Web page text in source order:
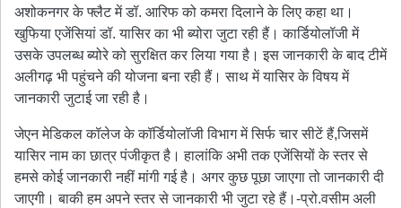
अशोकनगर के फ्लैट में डॉ. आरिफ को कमरा दिलाने के लिए कहा था।
खुफिया एजेंसियां डॉ. यासिर का भी ब्योरा जुटा रही हैं। कार्डियोलॉजी में
उसके उपलब्ध ब्योरे को सुरक्षित कर लिया गया है। इस जानकारी के बाद टीमें
अलीगढ़ भी पहुंचने की योजना बना रही हैं। साथ में यासिर के विषय में
जानकारी जुटाई जा रही है।
जेएन मेडिकल कॉलेज के कॉर्डियोलॉजी विभाग में सिर्फ चार सीटें हैं,जिसमें
यासिर नाम का छात्र पंजीकृत है। हालांकि अभी तक एजेंसियों के स्तर से
हमसे कोई जानकारी नहीं मांगी गई है। अगर कुछ पूछा जाएगा तो जानकारी दी
जाएगी। बाकी हम अपने स्तर से जानकारी भी जुटा रहे हैं।-प्रो.वसीम अली